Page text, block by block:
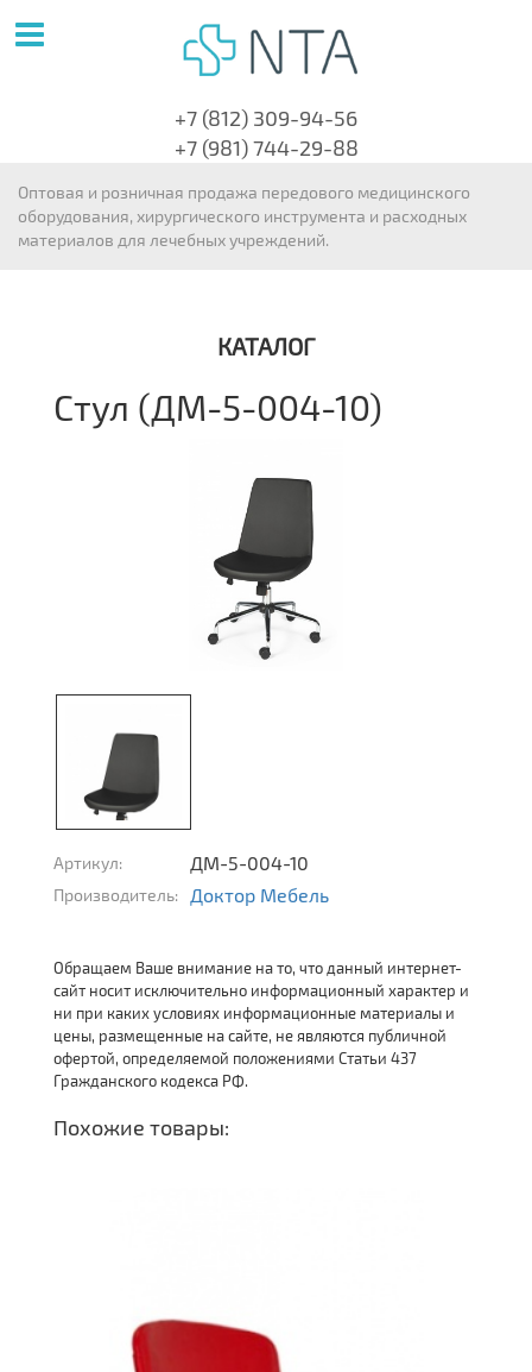
+7 (812) 309-94-56
+7 (981) 744-29-88
Оптовая и розничная продажа передового медицинского
оборудования, хирургического инструмента и расходных
материалов для лечебных учреждений.
КАТАЛОГ
Стул (ДМ-5-004-10)
Артикул: ДМ-5-004-10
Производитель: Доктор Мебель
Обращаем Ваше внимание на то, что данный интернет-
сайт носит исключительно информационный характер и
ни при каких условиях информационные материалы и
цены, размещенные на сайте, не являются публичной
офертой, определяемой положениями Статьи 437
Гражданского кодекса РФ.
Похожие товары: